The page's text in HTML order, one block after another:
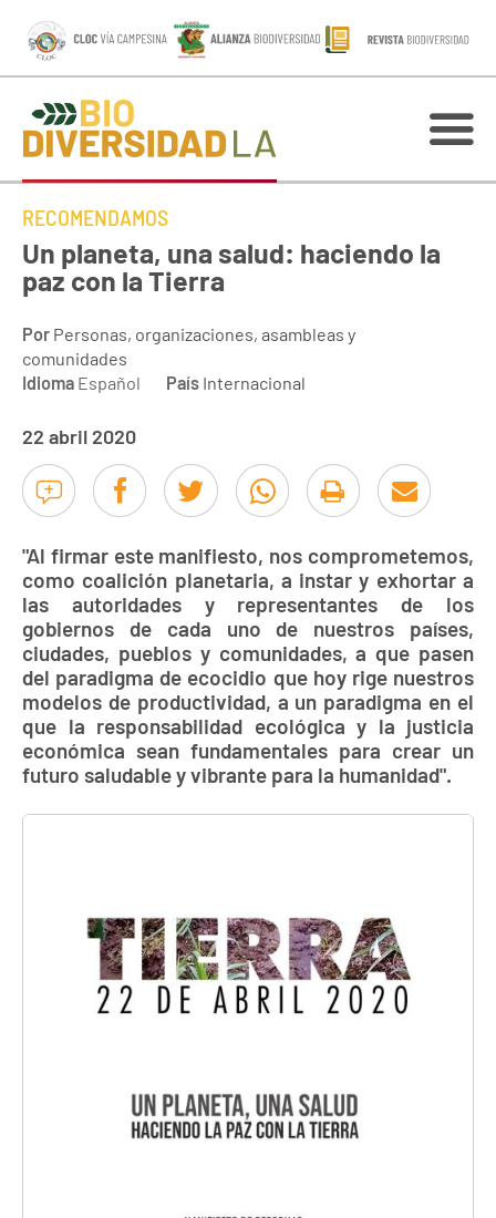
RECOMENDAMOS
Un planeta, una salud: haciendo la
paz con la Tierra
Por Personas, organizaciones, asambleas y
comunidades
Idioma Español País Internacional
22 abril 2020
"Al firmar este manifiesto, nos comprometemos,
como coalición planetaria, a instar y exhortar a
las autoridades y representantes de los
gobiernos de cada uno de nuestros países,
ciudades, pueblos y comunidades, a que pasen
del paradigma de ecocidio que hoy rige nuestros
modelos de productividad, a un paradigma en el
que la responsabilidad ecológica y la justicia
económica sean fundamentales para crear un
futuro saludable y vibrante para la humanidad".